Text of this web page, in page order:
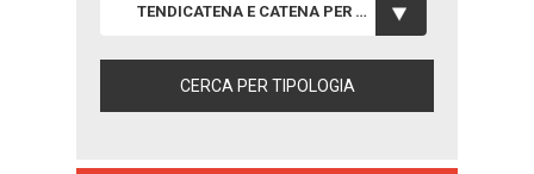
TENDICATENA E CATENA PER ANCORAGGIO